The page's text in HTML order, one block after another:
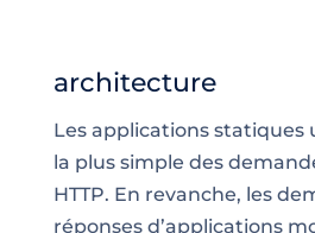
architecture
Les applications statiques
la plus simple des
HTTP. En revanche, les
réponses d’applications